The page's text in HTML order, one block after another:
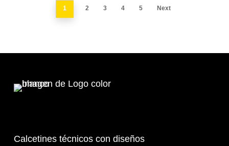
1 2 3 4 5 Next
Calcetines técnicos con diseños